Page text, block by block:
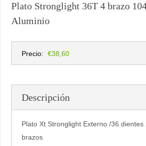
Plato Stronglight 36T 4 brazo
Aluminio
Precio: €38,60
Descripción
Plato Xt Stronglight Externo /36 dientes
brazos